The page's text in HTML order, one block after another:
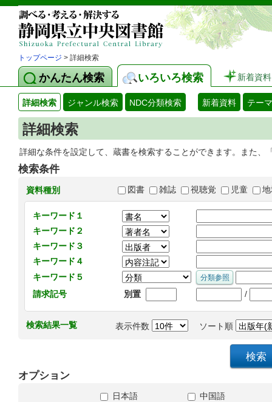
トップページ > 詳細検索
かんたん検索 いろいろ検索 新着資料
詳細検索 ジャンル検索 NDC分類検索 新着資料 テー
詳細検索
詳細な条件を設定して、蔵書を検索することができます。また
検索条件
資料種別 図書 雑誌 視聴覚 児童
キーワード１
キーワード２
キーワード３
キーワード４
キーワード５
請求記号
別置 /
検索結果一覧 表示件数 ソート順
オプション
日本語
中国語